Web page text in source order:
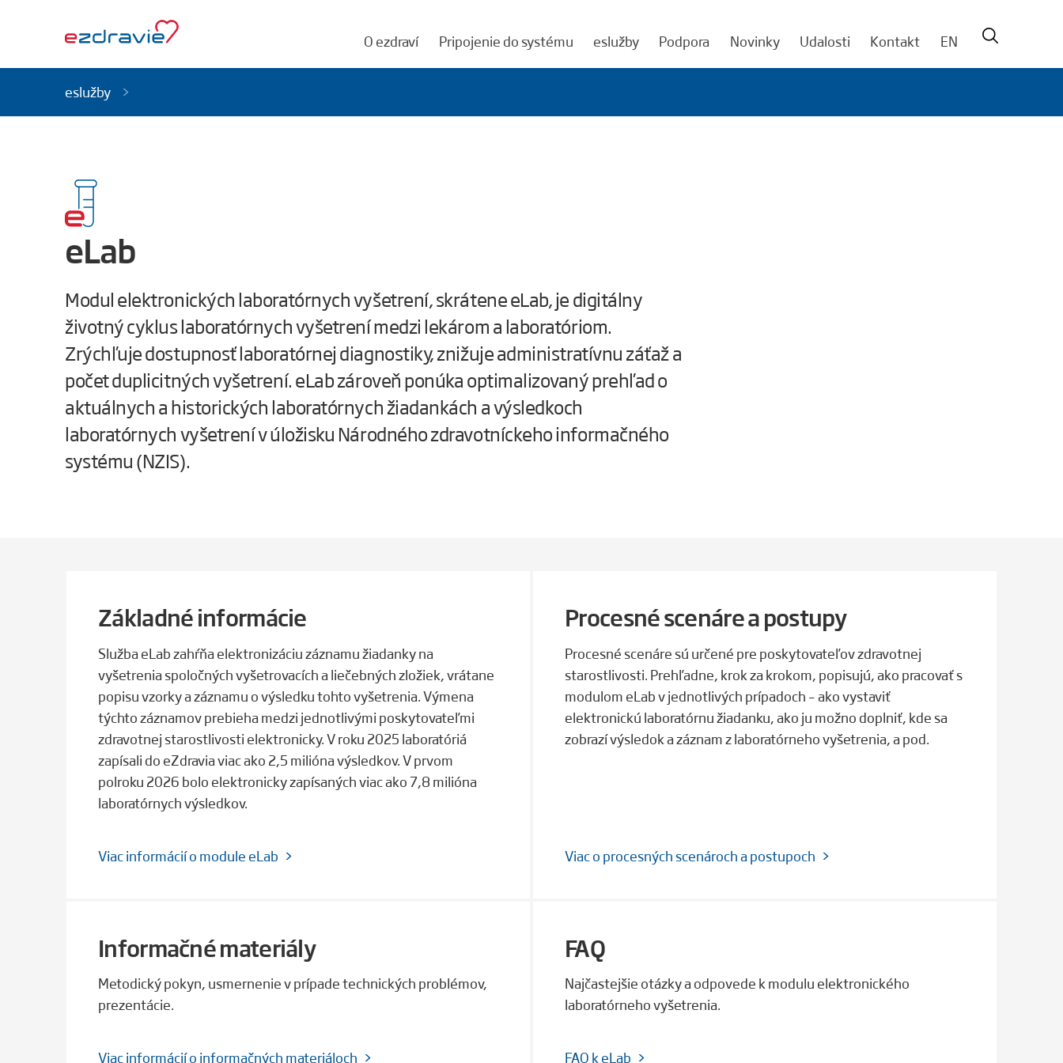
O ezdraví Pripojenie do systému eslužby Podpora Novinky Udalosti Kontakt EN
eslužby
eLab
Modul elektronických laboratórnych vyšetrení, skrátene eLab, je digitálny
životný cyklus laboratórnych vyšetrení medzi lekárom a laboratóriom.
Zrýchľuje dostupnosť laboratórnej diagnostiky, znižuje administratívnu záťaž a
počet duplicitných vyšetrení. eLab zároveň ponúka optimalizovaný prehľad o
aktuálnych a historických laboratórnych žiadankách a výsledkoch
laboratórnych vyšetrení v úložisku Národného zdravotníckeho informačného
systému (NZIS).
Základné informácie
Služba eLab zahŕňa elektronizáciu záznamu žiadanky na
vyšetrenia spoločných vyšetrovacích a liečebných zložiek, vrátane
popisu vzorky a záznamu o výsledku tohto vyšetrenia. Výmena
týchto záznamov prebieha medzi jednotlivými poskytovateľmi
zdravotnej starostlivosti elektronicky. V roku 2025 laboratóriá
zapísali do eZdravia viac ako 2,5 milióna výsledkov. V prvom
polroku 2026 bolo elektronicky zapísaných viac ako 7,8 milióna
laboratórnych výsledkov.
Viac informácií o module eLab
Procesné scenáre a postupy
Procesné scenáre sú určené pre poskytovateľov zdravotnej
starostlivosti. Prehľadne, krok za krokom, popisujú, ako pracovať s
modulom eLab v jednotlivých prípadoch – ako vystaviť
elektronickú laboratórnu žiadanku, ako ju možno doplniť, kde sa
zobrazí výsledok a záznam z laboratórneho vyšetrenia, a pod.
Viac o procesných scenároch a postupoch
Informačné materiály
Metodický pokyn, usmernenie v prípade technických problémov,
prezentácie.
Viac informácií o informačných materiáloch
FAQ
Najčastejšie otázky a odpovede k modulu elektronického
laboratórneho vyšetrenia.
FAQ k eLab